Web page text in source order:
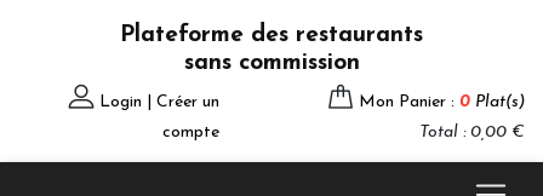
Plateforme des restaurants
sans commission
Login | Créer un
compte
Mon Panier : 0 Plat(s)
Total : 0,00 €